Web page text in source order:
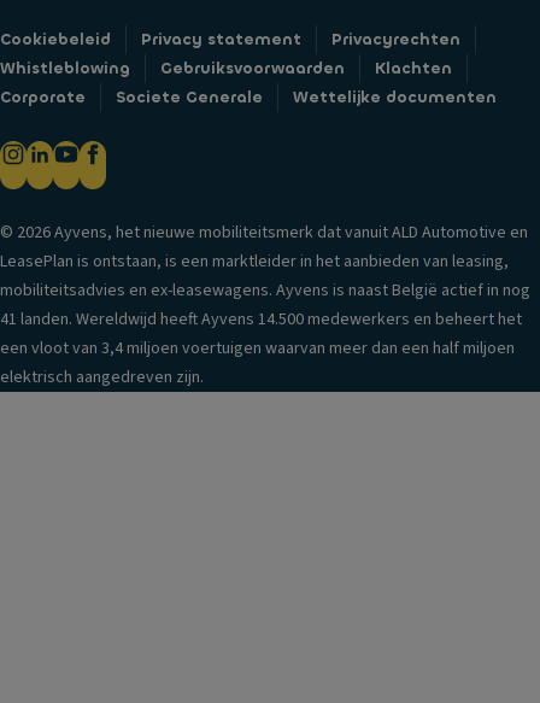
Cookiebeleid Privacy statement
Privacyrechten
Whistleblowing
Gebruiksvoorwaarden
Klachten
Corporate
Societe Generale Wettelijke documenten
© 2026 Ayvens, het nieuwe mobiliteitsmerk dat vanuit ALD Automotive en
LeasePlan is ontstaan, is een marktleider in het aanbieden van leasing,
mobiliteitsadvies en ex-leasewagens. Ayvens is naast België actief in nog
41 landen. Wereldwijd heeft Ayvens 14.500 medewerkers en beheert het
een vloot van 3,4 miljoen voertuigen waarvan meer dan een half miljoen
elektrisch aangedreven zijn.